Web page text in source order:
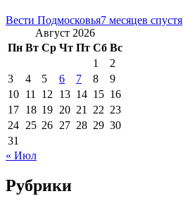
Вести Подмосковья7 месяцев спустя
Август 2026
Пн Вт Ср Чт Пт Сб Вс
1
2
3
4 5 6 7 8
9
10 11 12 13 14 15 16
17 18 19 20 21 22 23
24 25 26 27 28 29 30
31
« Июл
Рубрики